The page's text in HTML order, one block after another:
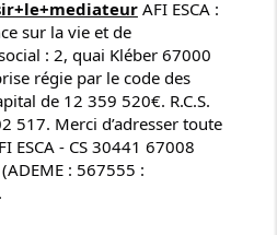
AFI ESCA :
sur la vie et de
: 2, quai Kléber 67000
régie par le code des
de 12 359 520€. R.C.S.
517. Merci d’adresser toute
ESCA - CS 30441 67008
(ADEME : 567555 :